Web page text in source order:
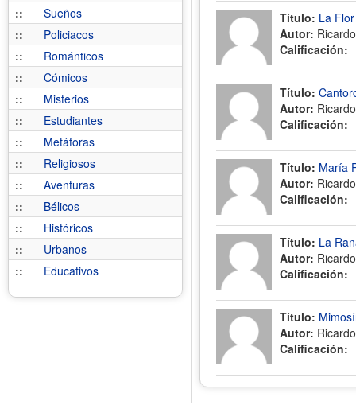
::
Sueños
::
Policiacos
::
Románticos
::
Cómicos
::
Misterios
::
Estudiantes
::
Metáforas
::
Religiosos
::
Aventuras
::
Bélicos
::
Históricos
::
Urbanos
::
Educativos
Título: La
Autor:
Calificación:
Título:
Autor:
Calificación:
Título: María
Autor:
Calificación:
Título: La
Autor:
Calificación:
Título:
Autor:
Calificación: